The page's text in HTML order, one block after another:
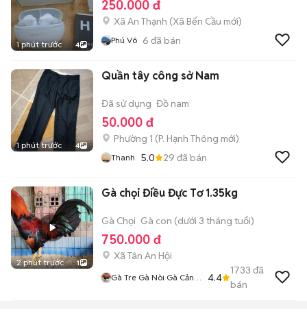
1 phút trước 4
250.000 đ
Xã An Thạnh (Xã Bến Cầu mới)
Phú Võ 6 đã bán
1 phút trước 4
Quần tây công sở Nam
Đã sử dụng Đồ nam
50.000 đ
Phường 1 (P. Hạnh Thông mới)
Thanh 5.0 29 đã bán
2 phút trước 1
Gà chọi Điều Đực Tơ 1.35kg
Gà Chọi Gà con (dưới 3 tháng tuổi)
750.000 đ
Xã Tân An Hội
Gà Tre Gà Nòi Gà Cảnh
4.4
1733 đã
bán